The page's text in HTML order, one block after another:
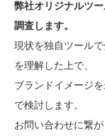
弊社オリジナルツ
調査します。
現状を独自ツール
を理解した上で、
ブランドイメージ
で検討します。
お問い合わせに繋